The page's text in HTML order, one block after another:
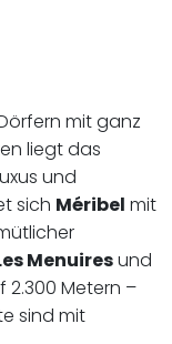
mit ganz
liegt das
und
sich Méribel mit
Menuiresund
2.300 Metern –
sind mit